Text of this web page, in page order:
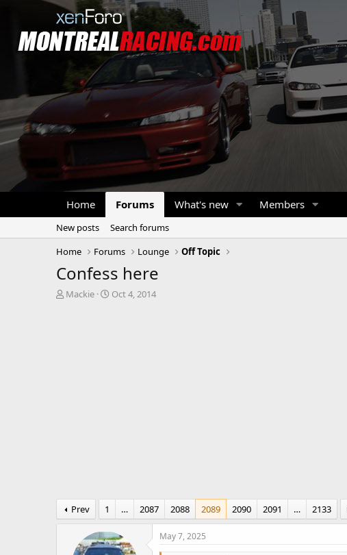
Home Forums What's new Members
New posts
Search forums
Home
Forums Lounge Off Topic
Confess here
T
Mackie
S
Oct 4, 2014
Prev 1 … 2087 2088 2089 2090 2091 … 2133
May 7, 2025